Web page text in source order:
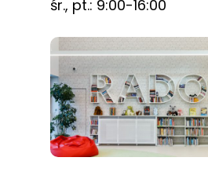
śr., pt.: 9:00-16:00